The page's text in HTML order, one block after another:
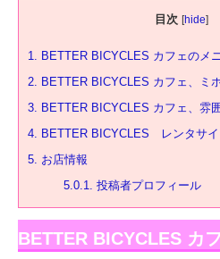
目次 [hide]
1. BETTER BICYCLES カフェのメ
2. BETTER BICYCLES カフェ、ミ
3. BETTER BICYCLES カフェ、雰
4. BETTER BICYCLES レンタサ
5. お店情報
5.0.1. 投稿者プロフィール
BETTER BICYCLES カ